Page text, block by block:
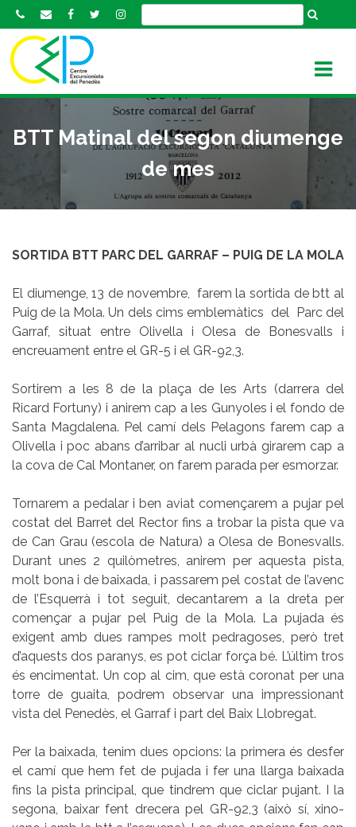
k
e
BTT Matinal del segon diumenge
de mes
SORTIDA BTT PARC DEL GARRAF – PUIG DE LA MOLA
El diumenge, 13 de novembre, farem la sortida de btt al
Puig de la Mola. Un dels cims emblemàtics del Parc del
Garraf, situat entre Olivella i Olesa de Bonesvalls i
encreuament entre el GR-5 i el GR-92,3.
Sortirem a les 8 de la plaça de les Arts (darrera del
Ricard Fortuny) i anirem cap a les Gunyoles i el fondo de
Santa Magdalena. Pel camí dels Pelagons farem cap a
Olivella i poc abans d’arribar al nucli urbà girarem cap a
la cova de Cal Montaner, on farem parada per esmorzar.
Tornarem a pedalar i ben aviat començarem a pujar pel
costat del Barret del Rector fins a trobar la pista que va
de Can Grau (escola de Natura) a Olesa de Bonesvalls.
Durant unes 2 quilòmetres, anirem per aquesta pista,
molt bona i de baixada, i passarem pel costat de l’avenc
de l’Esquerrà i tot seguit, decantarem a la dreta per
començar a pujar pel Puig de la Mola. La pujada és
exigent amb dues rampes molt pedragoses, però tret
d’aquests dos paranys, es pot ciclar força bé. L’últim tros
és encimentat. Un cop al cim, que està coronat per una
torre de guaita, podrem observar una impressionant
vista del Penedès, el Garraf i part del Baix Llobregat.
Per la baixada, tenim dues opcions: la primera és desfer
el camí que hem fet de pujada i fer una llarga baixada
fins la pista principal, que tindrem que ciclar pujant. I la
segona, baixar fent drecera pel GR-92,3 (això sí, xino-